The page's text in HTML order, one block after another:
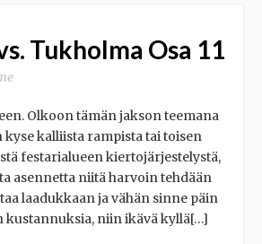
Tukholma Osa 11
Olkoon tämän jakson teemana
kyse kalliista rampista tai toisen
festarialueen kiertojärjestelystä,
asennetta niitä harvoin tehdään
laadukkaan ja vähän sinne päin
kustannuksia, niin ikävä kyllä[…]